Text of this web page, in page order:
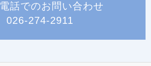
電話でのお問い合わせ
026-274-2911